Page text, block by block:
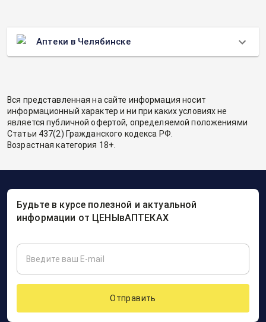
Аптеки в Челябинске
Вся представленная на сайте информация носит
информационный характер и ни при каких условиях не
является публичной офертой, определяемой положениями
Статьи 437(2) Гражданского кодекса РФ.
Возрастная категория 18+.
Будьте в курсе полезной и актуальной
информации от ЦЕНЫвАПТЕКАХ
Отправить